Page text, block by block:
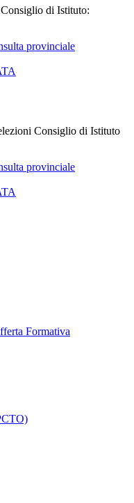
di Istituto:
provinciale
Consiglio di Istituto
provinciale
Formativa